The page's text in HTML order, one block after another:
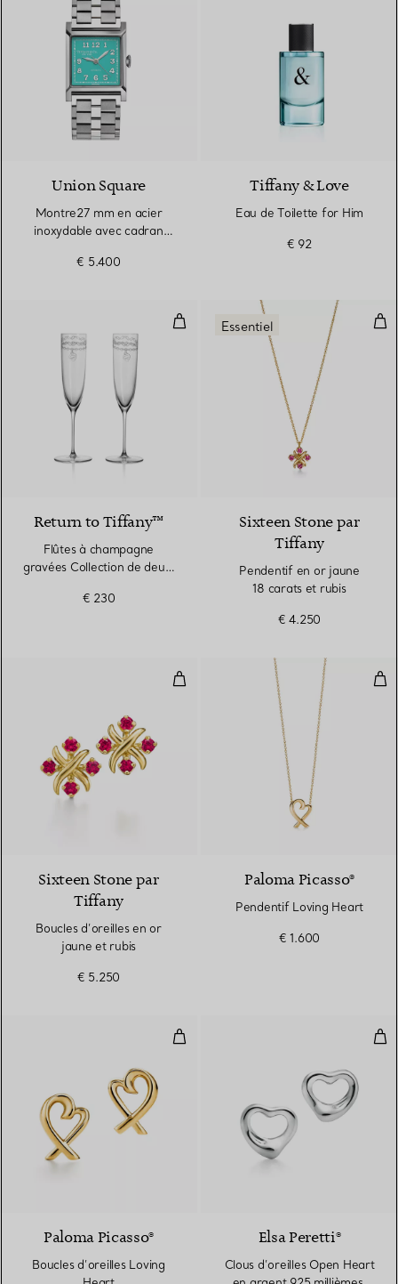
Union Square
Montre27 mm en acier
inoxydable avec cadran
€ 5.400
Tiffany & Love
Eau de Toilette for Him
€ 92
Flûtes à champagne gravées
Return to Tiffany™
Flûtes à champagne
gravées Collection de deux,
€ 230
Essentiel
Sixteen Stone par
Tiffany
Pendentif en or jaune
18 carats et rubis
€ 4.250
Boucles d’oreilles en or jaune et
Sixteen Stone par
Tiffany
Boucles d’oreilles en or
jaune et rubis
€ 5.250
Paloma Picasso®
Pendentif Loving Heart
€ 1.600
Boucles d’oreilles Loving Heart
Paloma Picasso®
Boucles d’oreilles Loving
Elsa Peretti®
Clous d’oreilles Open Heart